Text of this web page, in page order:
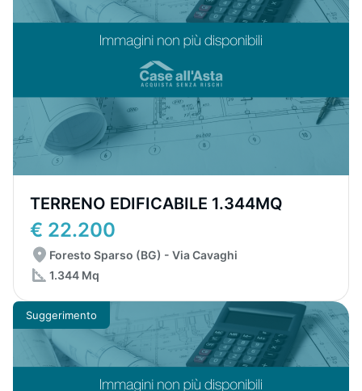
TERRENO EDIFICABILE 1.344MQ
€ 22.200
Foresto Sparso (BG) - Via Cavaghi
1.344 Mq
Suggerimento